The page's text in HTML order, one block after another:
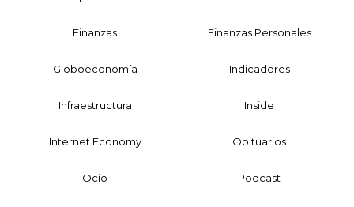
Finanzas Finanzas Personales
Globoeconomía Indicadores
Infraestructura Inside
Internet Economy Obituarios
Ocio Podcast